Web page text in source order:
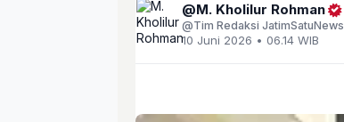
M. Kholilur Rohman
Tim Redaksi JatimSatuNews
10 Juni 2026 • 06.14 WIB